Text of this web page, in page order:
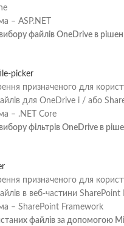
– ASP.NET
файлів OneDrive в
picker
призначеного для
для OneDrive і / або
– .NET Core
фільтрів OneDrive в
призначеного для
в веб-частини SharePoint
– SharePoint Framework
файлів за допомогою